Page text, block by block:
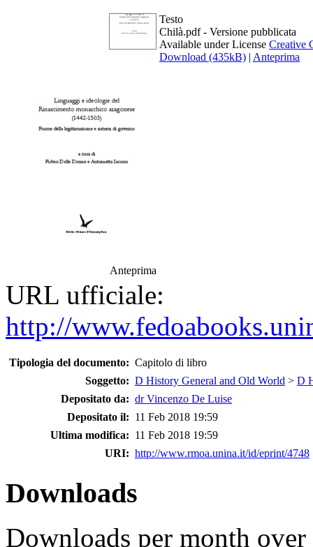
Anteprima
Testo
Chilà.pdf- Versione pubblicata
Available under License Creative
Download (435kB) | Anteprima
URL ufficiale:
http://
Tipologia del documento: Capitolo di libro
Soggetto: D History General and Old World > D
Depositato da: dr Vincenzo De Luise
Depositato il: 11 Feb 2018 19:59
Ultima modifica: 11 Feb 2018 19:59
URI: http://www.rmoa.unina.it/id/eprint/4748
Downloads
Downloads per month over